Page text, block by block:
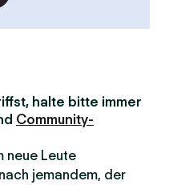
halte bitte immer
Community-
neue Leute
jemandem, der